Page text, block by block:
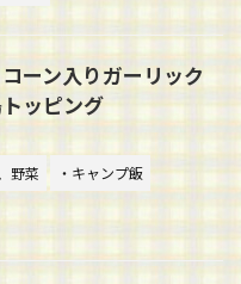
コーン入りガーリック
ッピング
野菜
・キャンプ飯